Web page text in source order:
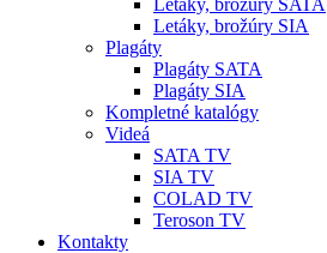
Letáky, brožúry SATA
Letáky, brožúry SIA
Plagáty
Plagáty SATA
Plagáty SIA
Kompletné katalógy
Videá
SATA TV
SIA TV
COLAD TV
Teroson TV
Kontakty